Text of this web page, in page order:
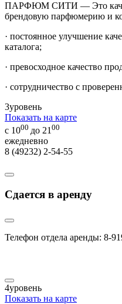
ПАРФЮМ СИТИ — Это
брендовую парфюмерию и
· постоянное улучшение
каталога;
· превосходное качество
· сотрудничество с
3уровень
Показать на карте
с 1000 до 21 00
ежедневно
8 (49232) 2-54-55
Сдается в аренду
Телефон отдела аренды: 8-
4уровень
Показать на карте